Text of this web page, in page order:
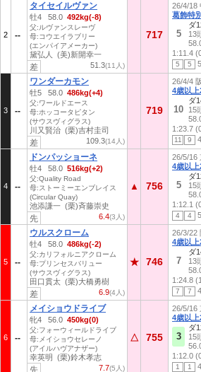
2
タイセイルヴァン
牡4 58.0 492kg(-8)
父:ルヴァンスレーヴ
母:コウエイラブリー
(エンパイアメーカー)
黛弘人 (美)新開幸一
51.3(11人)
差
717
3
ワンダーカモン
牡5 58.0 486kg(+4)
父:ワールドエース
母:ホッコータピタン
(サウスヴィグラス)
川又賢治 (栗)吉村圭司
109.3(14人)
差
719
4
ドンパッショーネ
牡4 58.0 516kg(+2)
父:Quality Road
母:ストーミーエンブレイス
(Circular Quay)
池添謙一 (栗)斉藤崇史
6.4(3人)
先
▲ 756
5
ウルスクローム
牡4 58.0 486kg(-2)
父:カリフォルニアクローム
母:プリンセスバリュー
(サウスヴィグラス)
田口貫太 (栗)大橋勇樹
6.9(4人)
差
★ 746
6
メイショウドライブ
牝4 56.0 450kg(0)
父:フォーウィールドライブ
母:メイショウセレーノ
(アイルハヴアナザー)
幸英明 (栗)鈴木孝志
7.7(5人)
先
△ 755
26/4/18
葛飾特別
5
ダ
13
1:11.4
5 5
26/4/4
4歳以上
10
ダ
15
1:23.7
11 9
26/5/16
4歳以上
5
ダ
15
1:12.1
4 4
26/3/22
4歳以上
7
ダ
13
1:24.8
7 7
26/5/16
4歳以上
3
ダ
15
1:12.0
1 1